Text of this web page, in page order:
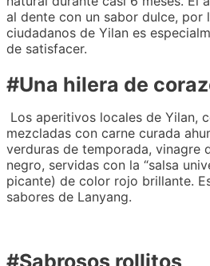
al dente con un sabor dulce, por
ciudadanos de Yilan es
de satisfacer.
#Una hilera de
Los aperitivos locales de Yilan,
mezcladas con carne curada
verduras de temporada, vinagre
negro, servidas con la “salsa
picante) de color rojo brillante.
sabores de Lanyang.